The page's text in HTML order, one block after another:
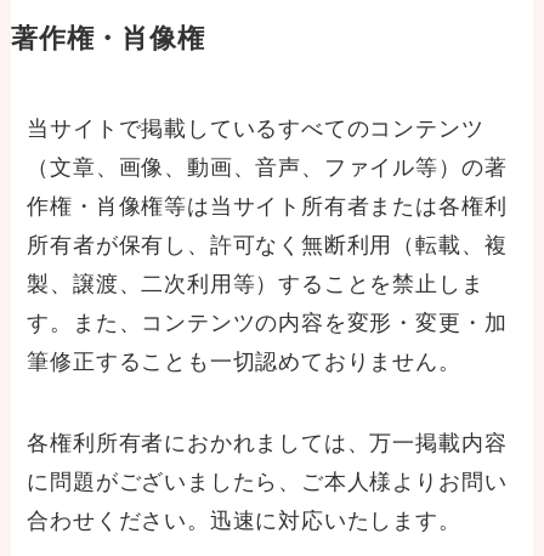
著作権・肖像権
当サイトで掲載しているすべてのコンテンツ
（文章、画像、動画、音声、ファイル等）の著
作権・肖像権等は当サイト所有者または各権利
所有者が保有し、許可なく無断利用（転載、複
製、譲渡、二次利用等）することを禁止しま
す。また、コンテンツの内容を変形・変更・加
筆修正することも一切認めておりません。
各権利所有者におかれましては、万一掲載内容
に問題がございましたら、ご本人様よりお問い
合わせください。迅速に対応いたします。